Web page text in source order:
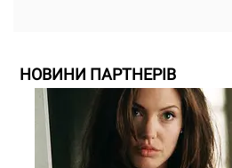
НОВИНИ ПАРТНЕРІВ